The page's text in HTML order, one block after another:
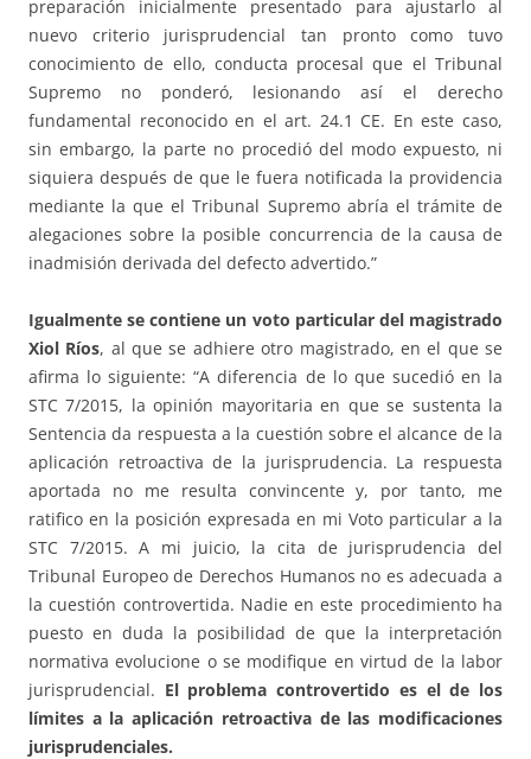
preparación inicialmente presentado para ajustarlo al
nuevo criterio jurisprudencial tan pronto como tuvo
conocimiento de ello, conducta procesal que el Tribunal
Supremo no ponderó, lesionando así el derecho
fundamental reconocido en el art. 24.1 CE. En este caso,
sin embargo, la parte no procedió del modo expuesto, ni
siquiera después de que le fuera notificada la providencia
mediante la que el Tribunal Supremo abría el trámite de
alegaciones sobre la posible concurrencia de la causa de
inadmisión derivada del defecto advertido.”
Igualmente se contiene un voto particular del magistrado
Xiol Ríos, al que se adhiere otro magistrado, en el que se
afirma lo siguiente: “A diferencia de lo que sucedió en la
STC 7/2015, la opinión mayoritaria en que se sustenta la
Sentencia da respuesta a la cuestión sobre el alcance de la
aplicación retroactiva de la jurisprudencia. La respuesta
aportada no me resulta convincente y, por tanto, me
ratifico en la posición expresada en mi Voto particular a la
STC 7/2015. A mi juicio, la cita de jurisprudencia del
Tribunal Europeo de Derechos Humanos no es adecuada a
la cuestión controvertida. Nadie en este procedimiento ha
puesto en duda la posibilidad de que la interpretación
normativa evolucione o se modifique en virtud de la labor
jurisprudencial. El problema controvertido es el de los
límites a la aplicación retroactiva de las modificaciones
jurisprudenciales.